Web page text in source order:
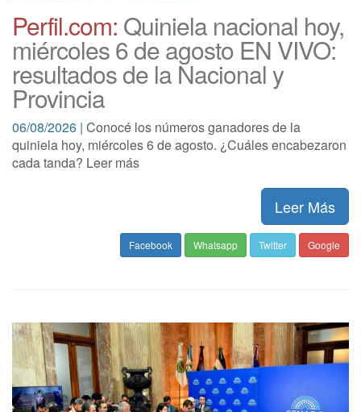
Perfil.com: Quiniela nacional hoy,
miércoles 6 de agosto EN VIVO:
resultados de la Nacional y
Provincia
06/08/2026 | Conocé los números ganadores de la
quiniela hoy, miércoles 6 de agosto. ¿Cuáles encabezaron
cada tanda? Leer más
Leer Más
Facebook Whatsapp Twitter Google